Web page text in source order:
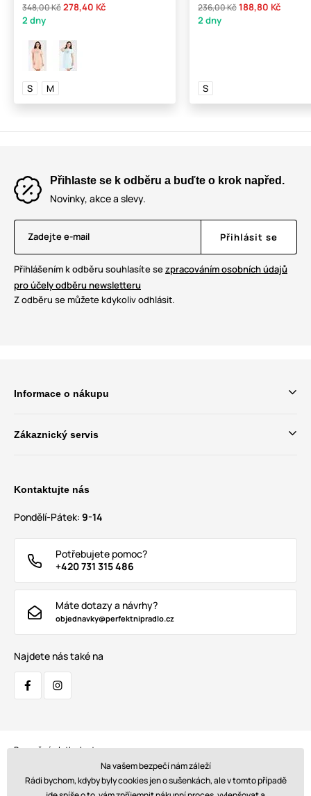
348,00 Kč278,40 Kč
2 dny
S M
236,00 Kč188,80 Kč
2 dny
S
Přihlaste se k odběru a buďte o krok napřed.
Novinky, akce a slevy.
Zadejte e-mail Přihlásit se
Přihlášením k odběru souhlasíte sezpracováním osobních údajů
pro účely odběru newsletteru
Z odběru se můžete kdykoliv odhlásit.
Informace o nákupu
Zákaznický servis
Kontaktujte nás
Pondělí-Pátek: 9-14
Potřebujete pomoc?
+420 731 315 486
Máte dotazy a návrhy?
objednavky@perfektnipradlo.cz
Najdete nás také na
Bezpečná platba kartou:
Na vašem bezpečí nám záleží
Rádi bychom, kdyby byly cookies jen o sušenkách, ale v tomto případě